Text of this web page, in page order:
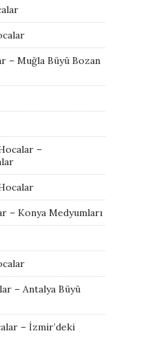
– Muğla Büyü Bozan
–
– Konya Medyumları
– Antalya Büyü
– İzmir’deki